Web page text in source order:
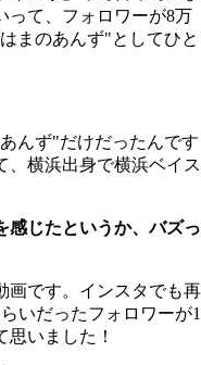
って、フォロワーが8万
まのあんず"としてひと
んず"だけだったんです
、横浜出身で横浜ベイス
じたというか、バズっ
画です。インスタでも再
いだったフォロワーが1
いました！